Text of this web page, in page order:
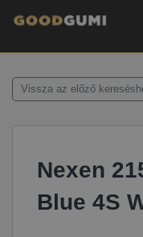
Vissza az előző
Nexen
Blue 4S